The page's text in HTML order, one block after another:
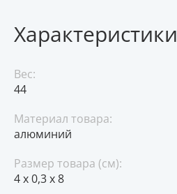
Характеристики
Вес:
44
Материал товара:
алюминий
Размер товара (см):
4 х 0,3 х 8